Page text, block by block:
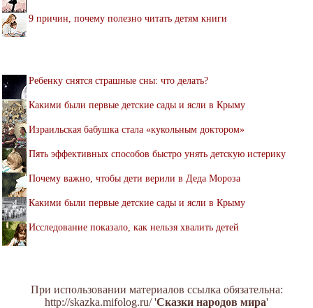
9 причин, почему полезно читать детям книги
Ребенку снятся страшные сны: что делать?
Какими были первые детские сады и ясли в Крыму
Израильская бабушка стала «кукольным доктором»
Пять эффективных способов быстро унять детскую истерику
Почему важно, чтобы дети верили в Деда Мороза
Какими были первые детские сады и ясли в Крыму
Исследование показало, как нельзя хвалить детей
При использовании материалов ссылка обязательна:
http://skazka.mifolog.ru/ 'Сказки народов мира'